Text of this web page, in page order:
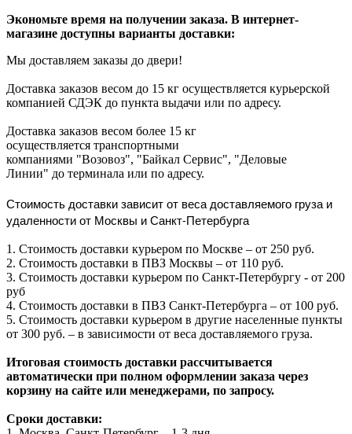
Экономьте время на получении заказа. В интернет-
магазине доступны варианты доставки:
Мы доставляем заказы до двери!
Доставка заказов весом до 15 кг осуществляется курьерской
компанией СДЭК до пункта выдачи или по адресу.
Доставка заказов весом более 15 кг
осуществляется транспортными
компаниями "Возовоз", "Байкал Сервис", "Деловые
Линии" до терминала или по адресу.
Стоимость доставки зависит от веса доставляемого груза и
удаленности от Москвы и Санкт-Петербурга
1. Стоимость доставки курьером по Москве – от 250 руб.
2. Стоимость доставки в ПВЗ Москвы – от 110 руб.
3. Стоимость доставки курьером по Санкт-Петербургу - от 200
руб
4. Стоимость доставки в ПВЗ Санкт-Петербурга – от 100 руб.
5. Стоимость доставки курьером в другие населенные пункты
от 300 руб. – в зависимости от веса доставляемого груза.
Итоговая стоимость доставки рассчитывается
автоматически при полном оформлении заказа через
корзину на сайте или менеджерами, по запросу.
Сроки доставки: